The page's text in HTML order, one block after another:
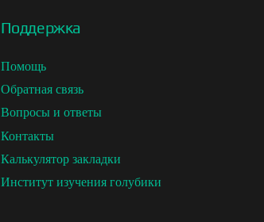
Поддержка
Помощь
Обратная связь
Вопросы и ответы
Контакты
Калькулятор закладки
Институт изучения голубики